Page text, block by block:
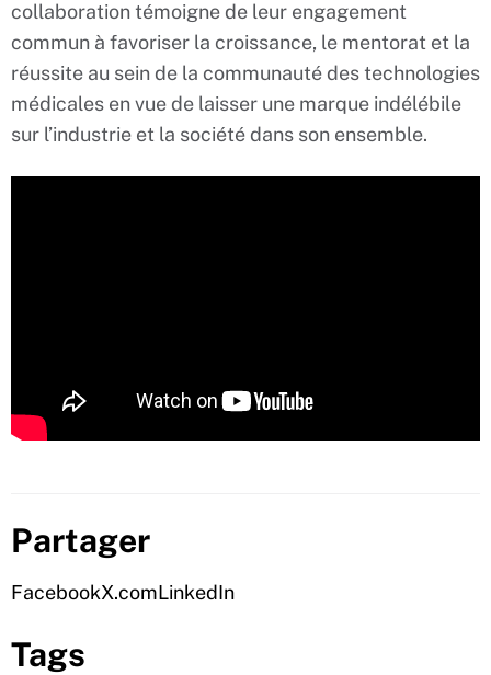
collaboration témoigne de leur engagement
commun à favoriser la croissance, le mentorat et la
réussite au sein de la communauté des technologies
médicales en vue de laisser une marque indélébile
sur l’industrie et la société dans son ensemble.
Partager
FacebookX.comLinkedIn
Tags